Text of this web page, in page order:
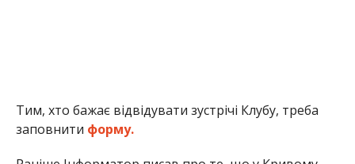
Тим, хто бажає відвідувати зустрічі Клубу, треба
заповнити форму.